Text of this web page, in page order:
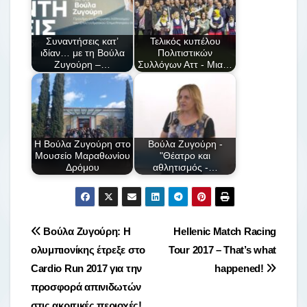
Συναντήσεις κατ’
ιδίαν… με τη Βούλα
Ζυγούρη –…
Τελικός κυπέλου
Πολιτιστικών
Συλλόγων Αττ - Μια…
Η Βούλα Ζυγούρη στο
Μουσείο Μαραθωνίου
Δρόμου
Βούλα Ζυγούρη -
"Θέατρο και
αθλητισμός -…
Πλοήγηση
άρθρων
Hellenic Match Racing
Tour 2017 – That’s what
happened!
Βούλα Ζυγούρη: Η
ολυμπιονίκης έτρεξε στο
Cardio Run 2017 για την
προσφορά απινιδωτών